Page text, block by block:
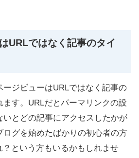
URLではなく記事のタイ
ージビューはURLではなく記事の
ます。URLだとパーマリンクの設
いとどの記事にアクセスしたかが
ログを始めたばかりの初心者の方
？という方もいるかもしれませ